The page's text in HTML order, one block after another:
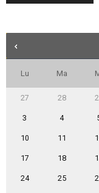
Lu Ma
27 28
3 4
10 11
17 18
24 25